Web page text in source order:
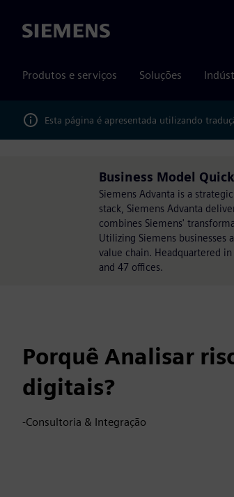
Siemens
Produtos e serviços Soluções
Esta página é apresentada utilizando
Business Model
Siemens Advanta is a
stack, Siemens Advanta
combines Siemens'
Utilizing Siemens businesses
value chain. Headquartered
and 47 offices.
Porquê Analisar
digitais?
-Consultoria & Integração